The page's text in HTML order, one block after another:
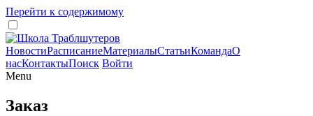
Перейти к содержимому
НовостиРасписаниеМатериалыСтатьиКомандаО
насКонтактыПоиск Войти
Menu
Заказ